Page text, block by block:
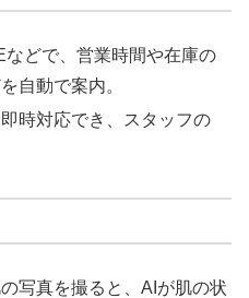
どで、営業時間や在庫の
自動で案内。
時対応でき、スタッフの
写真を撮ると、AIが肌の状